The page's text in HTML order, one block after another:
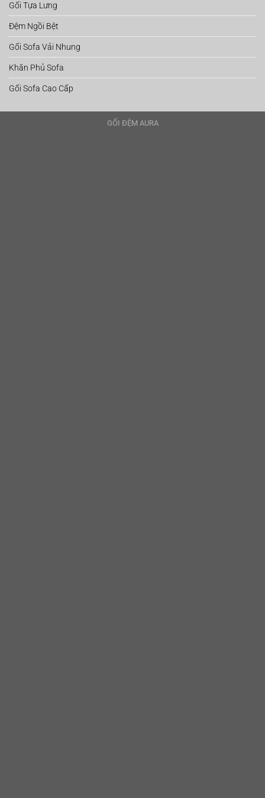
Gối Tựa Lưng
Đệm Ngồi Bệt
Gối Sofa Vải Nhung
Khăn Phủ Sofa
Gối Sofa Cao Cấp
GỐI ĐỆM AURA